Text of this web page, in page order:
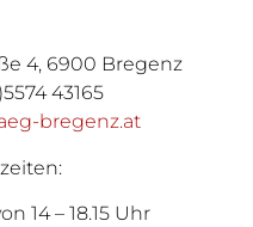
4, 6900 Bregenz
43165
bregenz.at
14 – 18.15 Uhr